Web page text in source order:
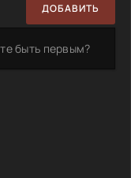
ДОБАВИТЬ
быть первым?